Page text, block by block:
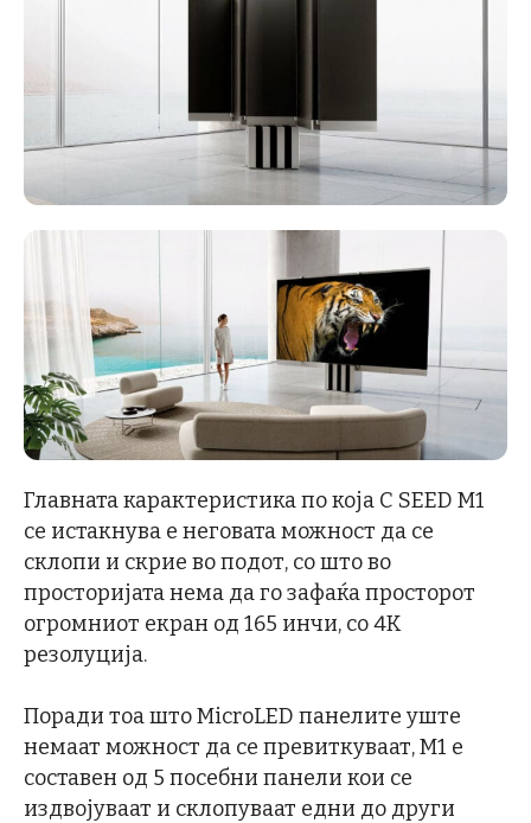
Главната карактеристика по која C SEED M1
се истакнува е неговата можност да се
склопи и скрие во подот, со што во
просторијата нема да го зафаќа просторот
огромниот екран од 165 инчи, со 4К
резолуција.
Поради тоа што MicroLED панелите уште
немаат можност да се превиткуваат, М1 е
составен од 5 посебни панели кои се
издвојуваат и склопуваат едни до други